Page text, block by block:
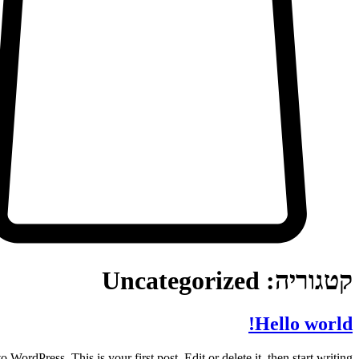
קטגוריה: Uncategorized
Hello world!